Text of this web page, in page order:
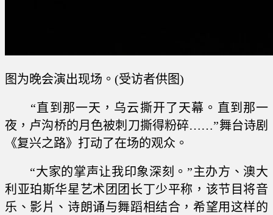
图为晚会演出现场。(受访者供图)
“直到那一天，乌云撕开了天幕。直到那一
夜，卢沟桥的月色被刺刀撕得粉碎……”舞台诗剧
《复兴之路》打动了在场的观众。
“大家的掌声让我印象深刻。”主办方、澳大
利亚珀斯华星艺术团团长丁少平称，该节目将音
乐、影片、诗朗诵与舞蹈相结合，希望用这样的